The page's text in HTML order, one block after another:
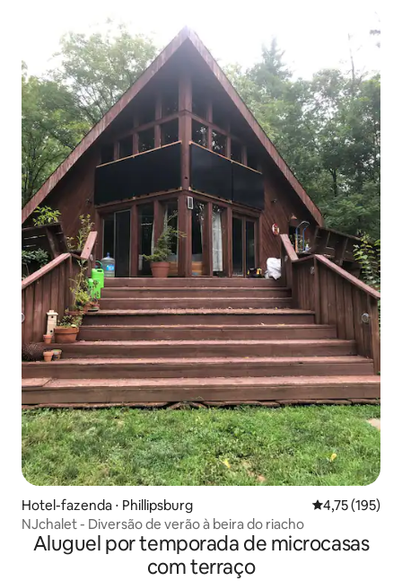
Hotel-fazenda ⋅ Phillipsburg 4,75 de uma
4,75 (195)
NJchalet - Diversão de verão à beira do riacho
Aluguel por temporada de microcasas
com terraço